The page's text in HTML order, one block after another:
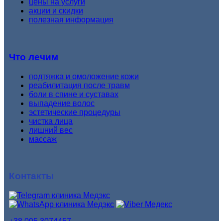
цены на услуги
акции и скидки
полезная информация
Что лечим
подтяжка и омоложение кожи
реабилитация после травм
боли в спине и суставах
выпадение волос
эстетические процедуры
чистка лица
лишний вес
массаж
Контакты